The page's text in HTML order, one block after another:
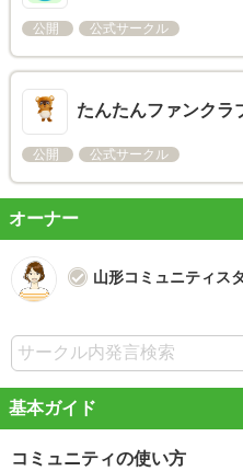
公開 公式サークル
たんたんファンクラ
公開 公式サークル
オーナー
山形コミュニティス
基本ガイド
コミュニティの使い方